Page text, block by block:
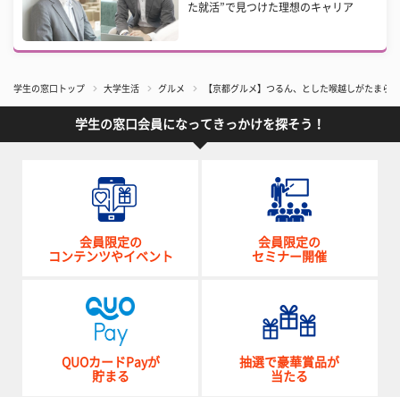
た就活”で見つけた理想のキャリア
学生の窓口トップ 大学生活 グルメ 【京都グルメ】つるん、とした喉越しがたまら
学生の窓口会員になってきっかけを探そう！
会員限定の
コンテンツやイベント
会員限定の
セミナー開催
QUOカードPayが
貯まる
抽選で豪華賞品が
当たる